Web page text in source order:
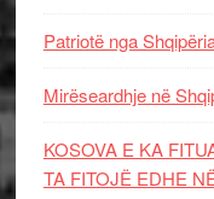
Patriotë nga
Mirëseardhje në
KOSOVA E KA
TA FITOJË EDHE